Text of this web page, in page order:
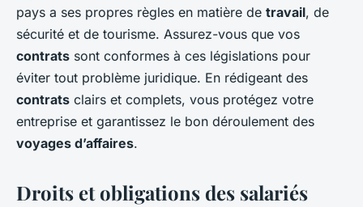
pays a ses propres règles en matière de travail, de
sécurité et de tourisme. Assurez-vous que vos
contrats sont conformes à ces législations pour
éviter tout problème juridique. En rédigeant des
contrats clairs et complets, vous protégez votre
entreprise et garantissez le bon déroulement des
voyages d’affaires.
Droits et obligations des salariés